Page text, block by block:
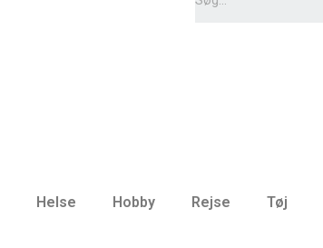
Helse Hobby Rejse Tøj